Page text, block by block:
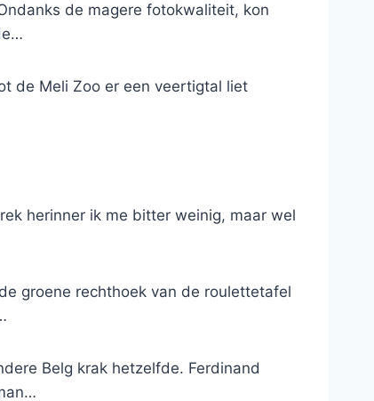
de magere fotokwaliteit, kon
de Meli Zoo er een veertigtal liet
herinner ik me bitter weinig, maar wel
groene rechthoek van de roulettetafel
Belg krak hetzelfde. Ferdinand